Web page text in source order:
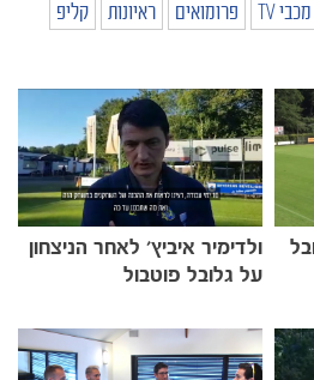
מכבי TV פרומואים ראיונות
קליפ
ולדימיר איביץ' לאחר הניצחון
על גלובל פוטבול